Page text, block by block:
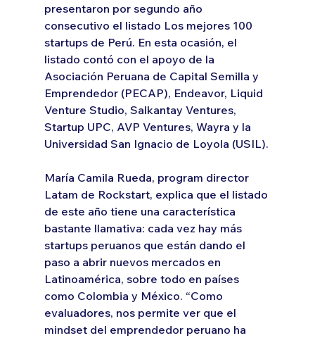
presentaron por segundo año
consecutivo el listado Los mejores 100
startups de Perú. En esta ocasión, el
listado contó con el apoyo de la
Asociación Peruana de Capital Semilla y
Emprendedor (PECAP), Endeavor, Liquid
Venture Studio, Salkantay Ventures,
Startup UPC, AVP Ventures, Wayra y la
Universidad San Ignacio de Loyola (USIL).
María Camila Rueda, program director
Latam de Rockstart, explica que el listado
de este año tiene una característica
bastante llamativa: cada vez hay más
startups peruanos que están dando el
paso a abrir nuevos mercados en
Latinoamérica, sobre todo en países
como Colombia y México. “Como
evaluadores, nos permite ver que el
mindset del emprendedor peruano ha